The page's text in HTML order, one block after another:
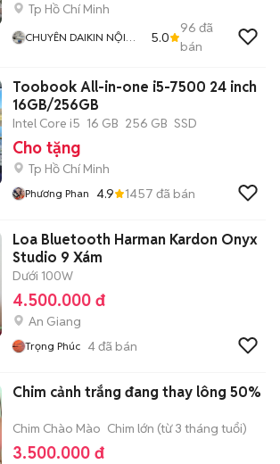
Tp Hồ Chí Minh
CHUYÊN DAIKIN NỘI
5.0
96 đã
bán
Toobook All-in-one i5-7500 24 inch
16GB/256GB
Intel Core i5 16 GB 256 GB SSD
Cho tặng
Tp Hồ Chí Minh
Phương Phan 4.9 1457 đã bán
Loa Bluetooth Harman Kardon Onyx
Studio 9 Xám
Dưới 100W
4.500.000 đ
An Giang
Trọng Phúc 4đã bán
Chim cảnh trắng đang thay lông 50%
Chim Chào Mào Chim lớn (từ 3 tháng tuổi)
3.500.000 đ